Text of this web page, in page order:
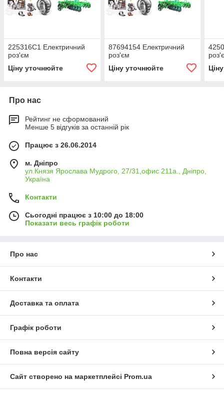
225316C1 Електричний
роз'єм
Ціну уточнюйте
87694154 Електричний
роз'єм
Ціну уточнюйте
Про нас
Рейтинг не сформований
Менше 5 відгуків за останній рік
Працює з 26.06.2014
м. Дніпро
ул.Князя Ярослава Мудрого, 27/31,офис 211а., Дніпро,
Україна
Контакти
Сьогодні працює з 10:00 до 18:00
Показати весь графік роботи
Про нас
Контакти
Доставка та оплата
Графік роботи
Повна версія сайту
Сайт створено на маркетплейсі Prom.ua